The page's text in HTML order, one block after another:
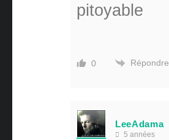
pitoyable
0 Répondre
LeeAdama
5 années